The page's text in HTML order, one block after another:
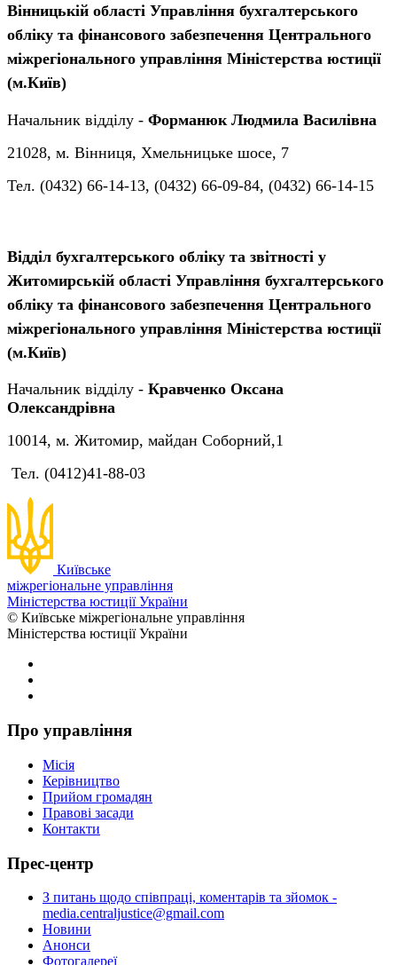
Вінницькій області Управління бухгалтерського
обліку та фінансового забезпечення Центрального
міжрегіонального управління Міністерства юстиції
(м.Київ)
Начальник відділу - Форманюк Людмила Василівна
21028, м. Вінниця, Хмельницьке шосе, 7
Тел. (0432) 66-14-13, (0432) 66-09-84, (0432) 66-14-15
Відділ бухгалтерського обліку та звітності у
Житомирській області Управління бухгалтерського
обліку та фінансового забезпечення Центрального
міжрегіонального управління Міністерства юстиції
(м.Київ)
Начальник відділу - Кравченко Оксана
Олександрівна
10014, м. Житомир, майдан Соборний,1
Тел. (0412)41-88-03
Київське
міжрегіональне управління
Міністерства юстиції України
© Київське міжрегіональне управління
Міністерства юстиції України
Про управління
Місія
Керівництво
Прийом громадян
Правові засади
Контакти
Прес-центр
З питань щодо співпраці, коментарів та зйомок -
media.centraljustice@gmail.com
Новини
Анонси
Фотогалереї